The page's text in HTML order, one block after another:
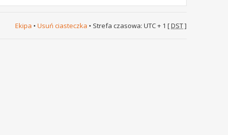
Ekipa • Usuń ciasteczka • Strefa czasowa: UTC + 1 [DST]